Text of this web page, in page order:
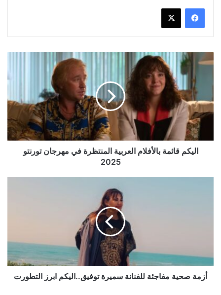
اليكم
قائمة
العربية
المنتظرة
مهرجان
تورنتو
2025
اليكم قائمة بالأفلام العربية المنتظرة في مهرجان تورنتو
2025
التطورت
أزمة صحية مفاجئة للفنانة سميرة توفيق..اليكم ابرز التطورت